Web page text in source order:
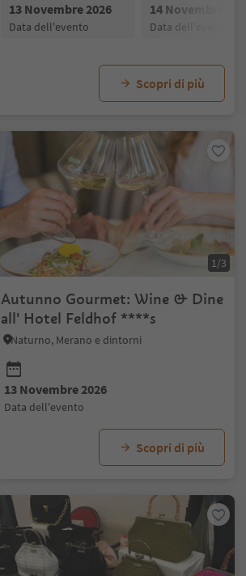
13 Novembre 2026
data dell'evento
14 Novembre 2026
data dell'evento
Scopri di più
1/3
Autunno Gourmet: Wine & Dine
all' Hotel Feldhof ****s
Naturno, Merano e dintorni
13 Novembre 2026
data dell'evento
Scopri di più